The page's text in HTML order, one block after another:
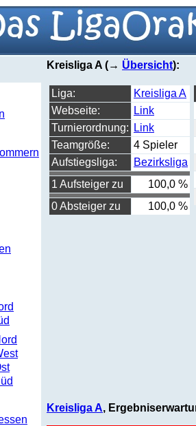
Kreisliga A (→ Übersicht):
Liga:
Kreisliga A
Webseite:
Link
Turnierordnung:
Link
Teamgröße:
4 Spieler
Aufstiegsliga:
Bezirksliga
1 Aufsteiger zu
100,0 %
0 Absteiger zu
100,0 %
Kreisliga A,